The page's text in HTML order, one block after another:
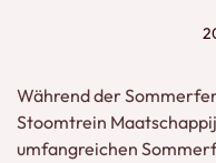
Während der
Stoomtrein
umfangreichen